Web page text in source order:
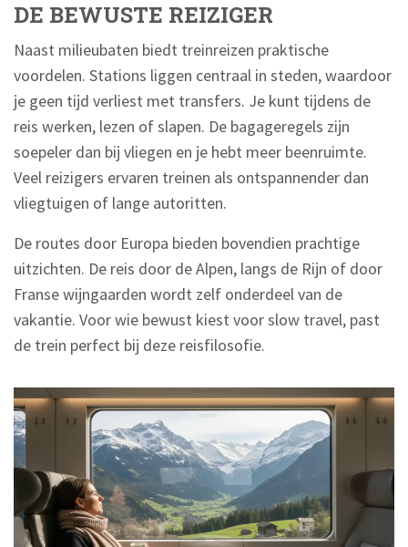
DE BEWUSTE REIZIGER
Naast milieubaten biedt treinreizen praktische
voordelen. Stations liggen centraal in steden, waardoor
je geen tijd verliest met transfers. Je kunt tijdens de
reis werken, lezen of slapen. De bagageregels zijn
soepeler dan bij vliegen en je hebt meer beenruimte.
Veel reizigers ervaren treinen als ontspannender dan
vliegtuigen of lange autoritten.
De routes door Europa bieden bovendien prachtige
uitzichten. De reis door de Alpen, langs de Rijn of door
Franse wijngaarden wordt zelf onderdeel van de
vakantie. Voor wie bewust kiest voor slow travel, past
de trein perfect bij deze reisfilosofie.